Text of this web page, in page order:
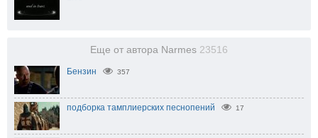
Еще от автора Narmes 23516
Бензин 357
подборка тамплиерских песнопений 17